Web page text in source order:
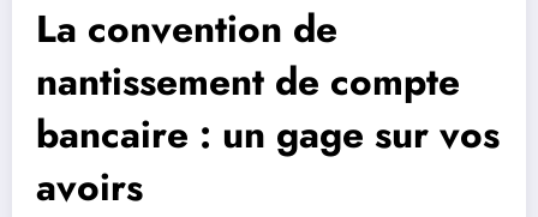
La convention de
nantissement de compte
bancaire : un gage sur vos
avoirs